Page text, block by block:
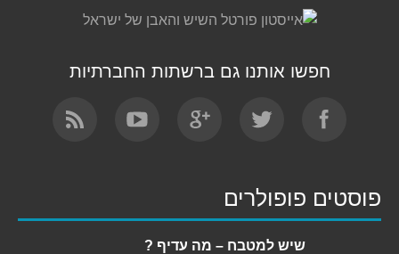
חפשו אותנו גם ברשתות החברתיות
Find us on:
פוסטים פופולרים
שיש למטבח – מה עדיף ?